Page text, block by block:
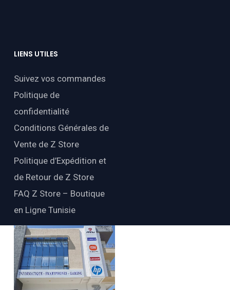
LIENS UTILES
Suivez vos commandes
Politique de
confidentialité
Conditions Générales de
Vente de Z Store
Politique d’Expédition et
de Retour de Z Store
FAQ Z Store – Boutique
en Ligne Tunisie